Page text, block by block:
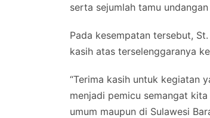
serta sejumlah tamu
Pada kesempatan tersebut,
kasih atas terselenggaranya
“Terima kasih untuk kegiatan
menjadi pemicu semangat
umum maupun di Sulawesi